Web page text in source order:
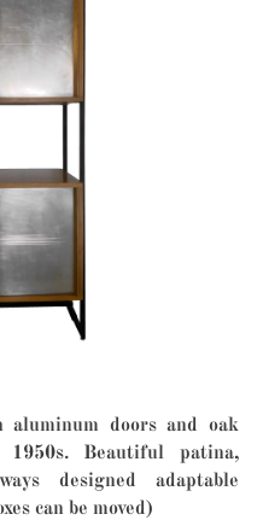
aluminum doors and oak
Beautiful patina,
designed adaptable
can be moved)